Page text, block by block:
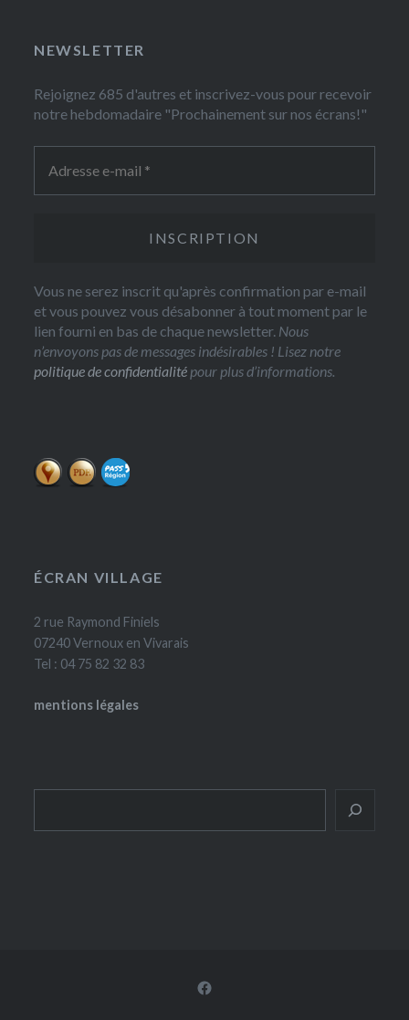
NEWSLETTER
Rejoignez 685 d'autres et inscrivez-vous pour recevoir
notre hebdomadaire "Prochainement sur nos écrans!"
Vous ne serez inscrit qu'après confirmation par e-mail
et vous pouvez vous désabonner à tout moment par le
lien fourni en bas de chaque newsletter. Nous
n’envoyons pas de messages indésirables ! Lisez notre
politique de confidentialité pour plus d’informations.
ÉCRAN VILLAGE
2 rue Raymond Finiels
07240 Vernoux en Vivarais
Tel : 04 75 82 32 83
mentions légales
Facebook